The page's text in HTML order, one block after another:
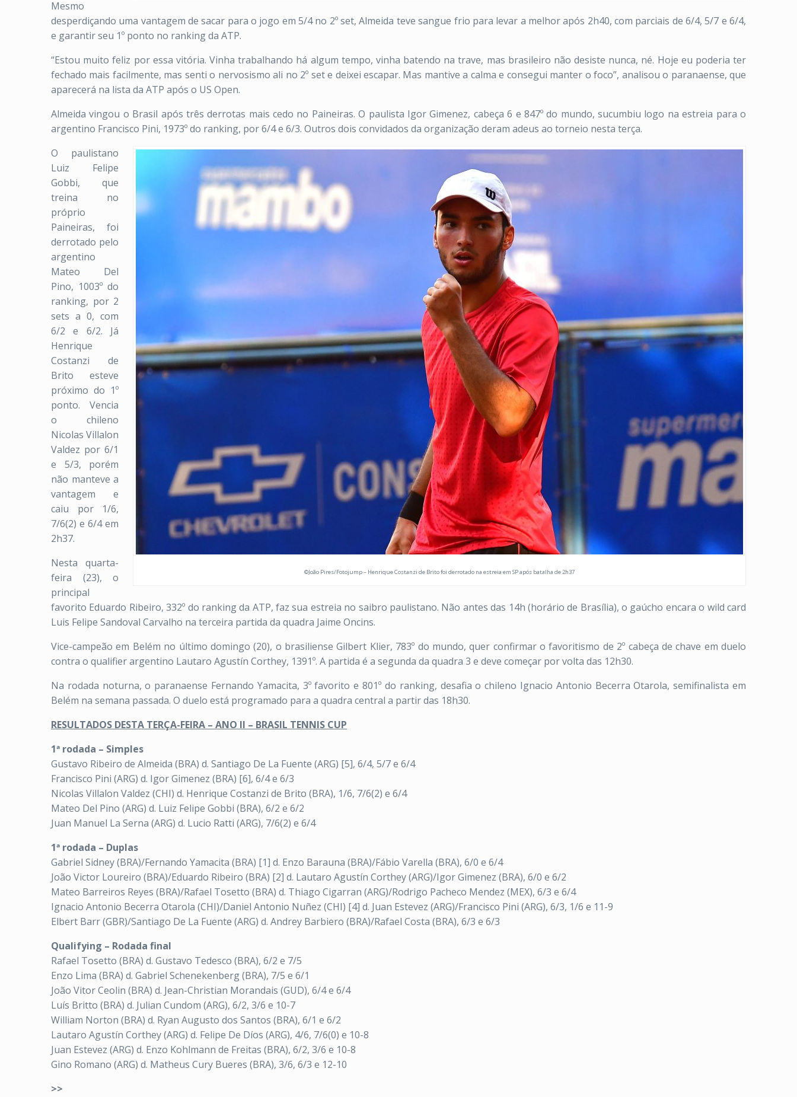
Mesmo
desperdiçando uma vantagem de sacar para o jogo em 5/4 no 2º set, Almeida teve sangue frio para levar a melhor após 2h40, com parciais de 6/4, 5/7 e 6/4,
e garantir seu 1º ponto no ranking da ATP.
“Estou muito feliz por essa vitória. Vinha trabalhando há algum tempo, vinha batendo na trave, mas brasileiro não desiste nunca, né. Hoje eu poderia ter
fechado mais facilmente, mas senti o nervosismo ali no 2º set e deixei escapar. Mas mantive a calma e consegui manter o foco”, analisou o paranaense, que
aparecerá na lista da ATP após o US Open.
Almeida vingou o Brasil após três derrotas mais cedo no Paineiras. O paulista Igor Gimenez, cabeça 6 e 847º do mundo, sucumbiu logo na estreia para o
argentino Francisco Pini, 1973º do ranking, por 6/4 e 6/3. Outros dois convidados da organização deram adeus ao torneio nesta terça.
©João Pires/Fotojump – Henrique Costanzi de Brito foi derrotado na estreia em SP após batalha de 2h37
O paulistano
Luiz Felipe
Gobbi, que
treina no
próprio
Paineiras, foi
derrotado pelo
argentino
Mateo Del
Pino, 1003º do
ranking, por 2
sets a 0, com
6/2 e 6/2. Já
Henrique
Costanzi de
Brito esteve
próximo do 1º
ponto. Vencia
o chileno
Nicolas Villalon
Valdez por 6/1
e 5/3, porém
não manteve a
vantagem e
caiu por 1/6,
7/6(2) e 6/4 em
2h37.
Nesta quarta-
feira (23), o
principal
favorito Eduardo Ribeiro, 332º do ranking da ATP, faz sua estreia no saibro paulistano. Não antes das 14h (horário de Brasília), o gaúcho encara o wild card
Luis Felipe Sandoval Carvalho na terceira partida da quadra Jaime Oncins.
Vice-campeão em Belém no último domingo (20), o brasiliense Gilbert Klier, 783º do mundo, quer confirmar o favoritismo de 2º cabeça de chave em duelo
contra o qualifier argentino Lautaro Agustín Corthey, 1391º. A partida é a segunda da quadra 3 e deve começar por volta das 12h30.
Na rodada noturna, o paranaense Fernando Yamacita, 3º favorito e 801º do ranking, desafia o chileno Ignacio Antonio Becerra Otarola, semifinalista em
Belém na semana passada. O duelo está programado para a quadra central a partir das 18h30.
RESULTADOS DESTA TERÇA-FEIRA – ANO II – BRASIL TENNIS CUP
1ª rodada – Simples
Gustavo Ribeiro de Almeida (BRA) d. Santiago De La Fuente (ARG) [5], 6/4, 5/7 e 6/4
Francisco Pini (ARG) d. Igor Gimenez (BRA) [6], 6/4 e 6/3
Nicolas Villalon Valdez (CHI) d. Henrique Costanzi de Brito (BRA), 1/6, 7/6(2) e 6/4
Mateo Del Pino (ARG) d. Luiz Felipe Gobbi (BRA), 6/2 e 6/2
Juan Manuel La Serna (ARG) d. Lucio Ratti (ARG), 7/6(2) e 6/4
1ª rodada – Duplas
Gabriel Sidney (BRA)/Fernando Yamacita (BRA) [1] d. Enzo Barauna (BRA)/Fábio Varella (BRA), 6/0 e 6/4
João Victor Loureiro (BRA)/Eduardo Ribeiro (BRA) [2] d. Lautaro Agustín Corthey (ARG)/Igor Gimenez (BRA), 6/0 e 6/2
Mateo Barreiros Reyes (BRA)/Rafael Tosetto (BRA) d. Thiago Cigarran (ARG)/Rodrigo Pacheco Mendez (MEX), 6/3 e 6/4
Ignacio Antonio Becerra Otarola (CHI)/Daniel Antonio Nuñez (CHI) [4] d. Juan Estevez (ARG)/Francisco Pini (ARG), 6/3, 1/6 e 11-9
Elbert Barr (GBR)/Santiago De La Fuente (ARG) d. Andrey Barbiero (BRA)/Rafael Costa (BRA), 6/3 e 6/3
Qualifying – Rodada final
Rafael Tosetto (BRA) d. Gustavo Tedesco (BRA), 6/2 e 7/5
Enzo Lima (BRA) d. Gabriel Schenekenberg (BRA), 7/5 e 6/1
João Vitor Ceolin (BRA) d. Jean-Christian Morandais (GUD), 6/4 e 6/4
Luís Britto (BRA) d. Julian Cundom (ARG), 6/2, 3/6 e 10-7
William Norton (BRA) d. Ryan Augusto dos Santos (BRA), 6/1 e 6/2
Lautaro Agustín Corthey (ARG) d. Felipe De Díos (ARG), 4/6, 7/6(0) e 10-8
Juan Estevez (ARG) d. Enzo Kohlmann de Freitas (BRA), 6/2, 3/6 e 10-8
Gino Romano (ARG) d. Matheus Cury Bueres (BRA), 3/6, 6/3 e 12-10
>>